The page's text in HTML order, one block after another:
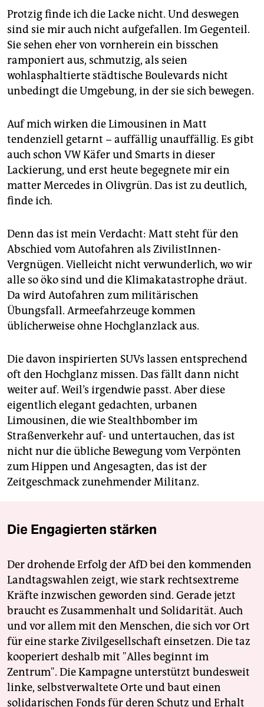
Protzig finde ich die Lacke nicht. Und deswegen
sind sie mir auch nicht aufgefallen. Im Gegenteil.
Sie sehen eher von vornherein ein bisschen
ramponiert aus, schmutzig, als seien
wohlasphaltierte städtische Boulevards nicht
unbedingt die Umgebung, in der sie sich bewegen.
Auf mich wirken die Limousinen in Matt
tendenziell getarnt − auffällig unauffällig. Es gibt
auch schon VW Käfer und Smarts in dieser
Lackierung, und erst heute begegnete mir ein
matter Mercedes in Olivgrün. Das ist zu deutlich,
finde ich.
Denn das ist mein Verdacht: Matt steht für den
Abschied vom Autofahren als ZivilistInnen-
Vergnügen. Vielleicht nicht verwunderlich, wo wir
alle so öko sind und die Klimakatas­trophe dräut.
Da wird Autofahren zum militärischen
Übungsfall. Armeefahrzeuge kommen
üblicherweise ohne Hochglanzlack aus.
Die davon inspirierten SUVs lassen entsprechend
oft den Hochglanz missen. Das fällt dann nicht
weiter auf. Weil’s irgendwie passt. Aber diese
eigentlich elegant gedachten, urbanen
Limousinen, die wie Stealthbomber im
Straßenverkehr auf- und untertauchen, das ist
nicht nur die übliche Bewegung vom Verpönten
zum Hippen und Angesagten, das ist der
Zeitgeschmack zunehmender Militanz.
Die Engagierten stärken
Der drohende Erfolg der AfD bei den kommenden
Landtagswahlen zeigt, wie stark rechtsextreme
Kräfte inzwischen geworden sind. Gerade jetzt
braucht es Zusammenhalt und Solidarität. Auch
und vor allem mit den Menschen, die sich vor Ort
für eine starke Zivilgesellschaft einsetzen. Die taz
kooperiert deshalb mit "Alles beginnt im
Zentrum". Die Kampagne unterstützt bundesweit
linke, selbstverwaltete Orte und baut einen
solidarischen Fonds für deren Schutz und Erhalt